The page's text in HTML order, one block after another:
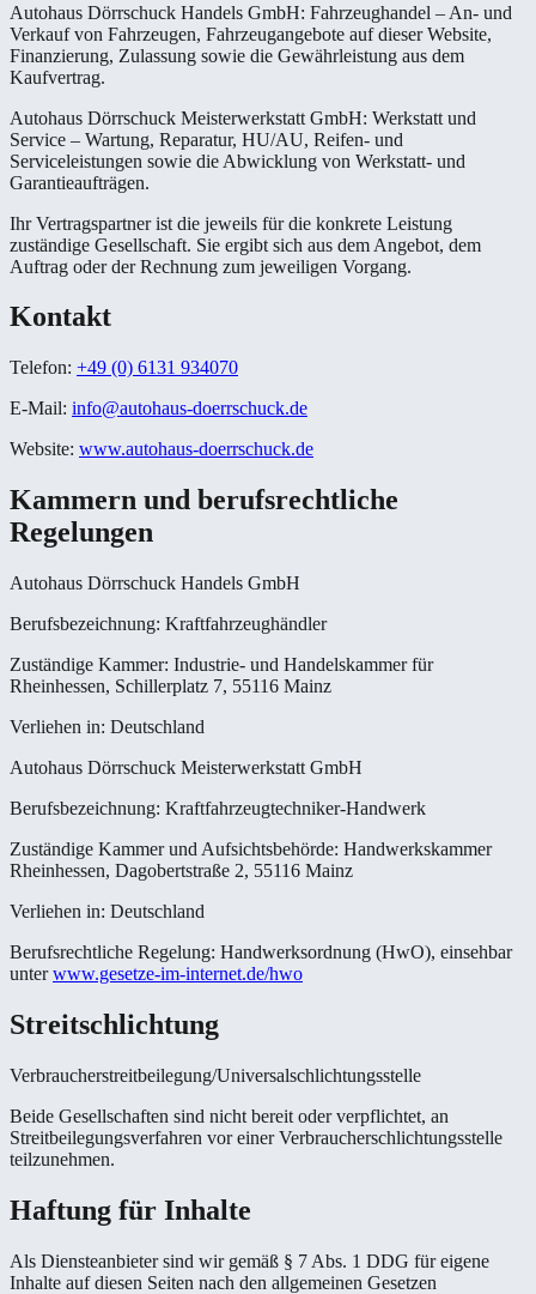
Autohaus Dörrschuck Handels GmbH: Fahrzeughandel – An- und
Verkauf von Fahrzeugen, Fahrzeugangebote auf dieser Website,
Finanzierung, Zulassung sowie die Gewährleistung aus dem
Kaufvertrag.
Autohaus Dörrschuck Meisterwerkstatt GmbH: Werkstatt und
Service – Wartung, Reparatur, HU/AU, Reifen- und
Serviceleistungen sowie die Abwicklung von Werkstatt- und
Garantieaufträgen.
Ihr Vertragspartner ist die jeweils für die konkrete Leistung
zuständige Gesellschaft. Sie ergibt sich aus dem Angebot, dem
Auftrag oder der Rechnung zum jeweiligen Vorgang.
Kontakt
Telefon: +49 (0) 6131 934070
E-Mail: info@autohaus-doerrschuck.de
Website: www.autohaus-doerrschuck.de
Kammern und berufsrechtliche
Regelungen
Autohaus Dörrschuck Handels GmbH
Berufsbezeichnung: Kraftfahrzeughändler
Zuständige Kammer: Industrie- und Handelskammer für
Rheinhessen, Schillerplatz 7, 55116 Mainz
Verliehen in: Deutschland
Autohaus Dörrschuck Meisterwerkstatt GmbH
Berufsbezeichnung: Kraftfahrzeugtechniker-Handwerk
Zuständige Kammer und Aufsichtsbehörde: Handwerkskammer
Rheinhessen, Dagobertstraße 2, 55116 Mainz
Verliehen in: Deutschland
Berufsrechtliche Regelung: Handwerksordnung (HwO), einsehbar
unter www.gesetze-im-internet.de/hwo
Streitschlichtung
Verbraucherstreitbeilegung/Universalschlichtungsstelle
Beide Gesellschaften sind nicht bereit oder verpflichtet, an
Streitbeilegungsverfahren vor einer Verbraucherschlichtungsstelle
teilzunehmen.
Haftung für Inhalte
Als Diensteanbieter sind wir gemäß § 7 Abs. 1 DDG für eigene
Inhalte auf diesen Seiten nach den allgemeinen Gesetzen